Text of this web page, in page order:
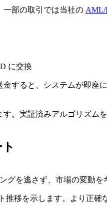
一部の取引では当社の AML/
に交換
金すると、システムが即
。実証済みアルゴリズム
グを逃さず、市場の変動を
推移を示します。より正